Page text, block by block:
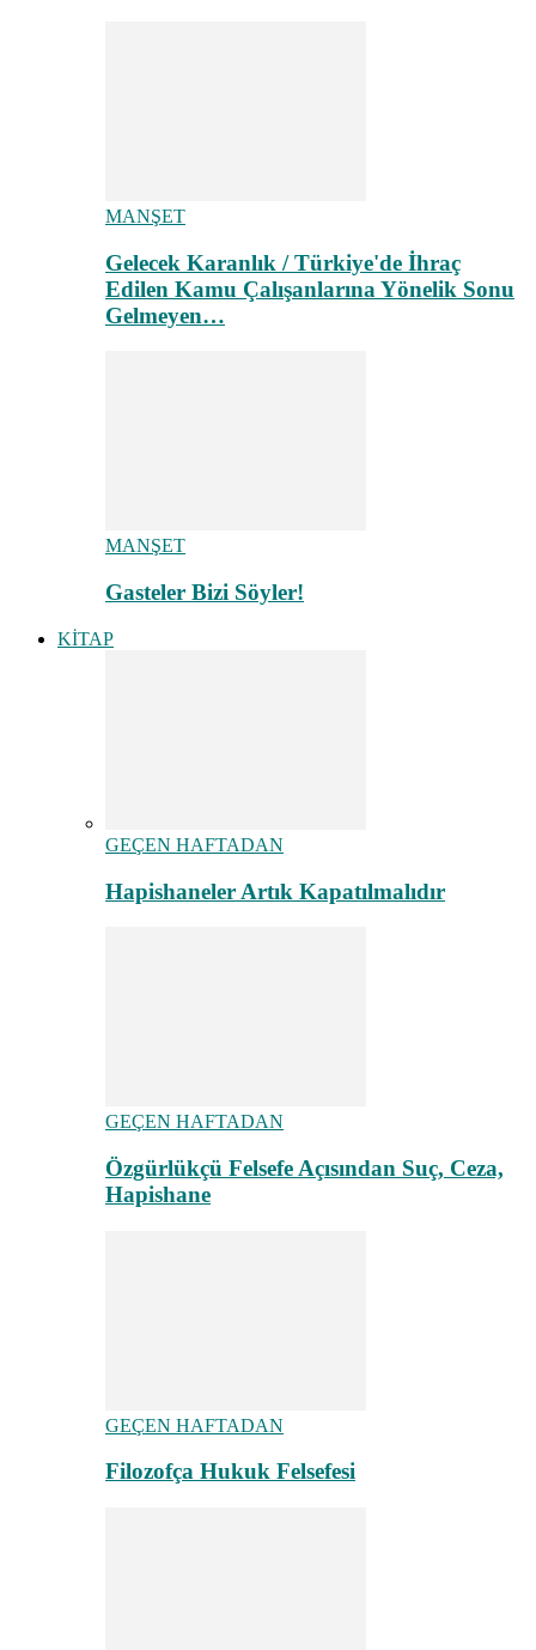
MANŞET
Gelecek Karanlık / Türkiye'de İhraç
Edilen Kamu Çalışanlarına Yönelik Sonu
Gelmeyen…
MANŞET
Gasteler Bizi Söyler!
KİTAP
GEÇEN HAFTADAN
Hapishaneler Artık Kapatılmalıdır
GEÇEN HAFTADAN
Özgürlükçü Felsefe Açısından Suç, Ceza,
Hapishane
GEÇEN HAFTADAN
Filozofça Hukuk Felsefesi